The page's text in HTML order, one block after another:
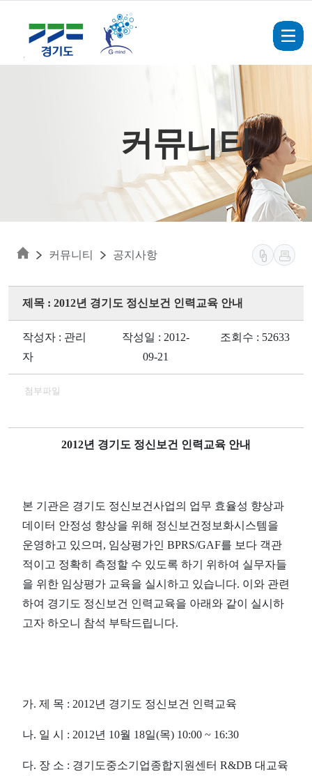
커뮤니티
커뮤니티 공지사항
제목 : 2012년 경기도 정신보건 인력교육 안내
작성자 : 관리
자
작성일 : 2012-
09-21
조회수 : 52633
첨부파일
2012년 경기도 정신보건 인력교육 안내
본 기관은 경기도 정신보건사업의 업무 효율성 향상과
데이터 안정성 향상을 위해 정신보건정보화시스템을
운영하고 있으며, 임상평가인 BPRS/GAF를 보다 객관
적이고 정확히 측정할 수 있도록 하기 위하여 실무자들
을 위한 임상평가 교육을 실시하고 있습니다. 이와 관련
하여 경기도 정신보건 인력교육을 아래와 같이 실시하
고자 하오니 참석 부탁드립니다.
가. 제 목 : 2012년 경기도 정신보건 인력교육
나. 일 시 : 2012년 10월 18일(목) 10:00 ~ 16:30
다. 장 소 : 경기도중소기업종합지원센터 R&DB 대교육